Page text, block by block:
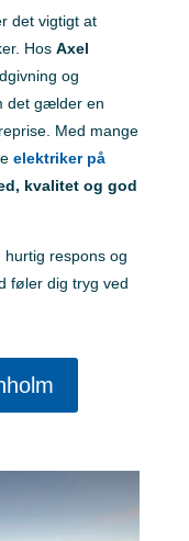
det vigtigt at
Hos Axel
og
det gælder en
Med mange
elektriker på
kvalitet og god
respons og
føler dig tryg ved